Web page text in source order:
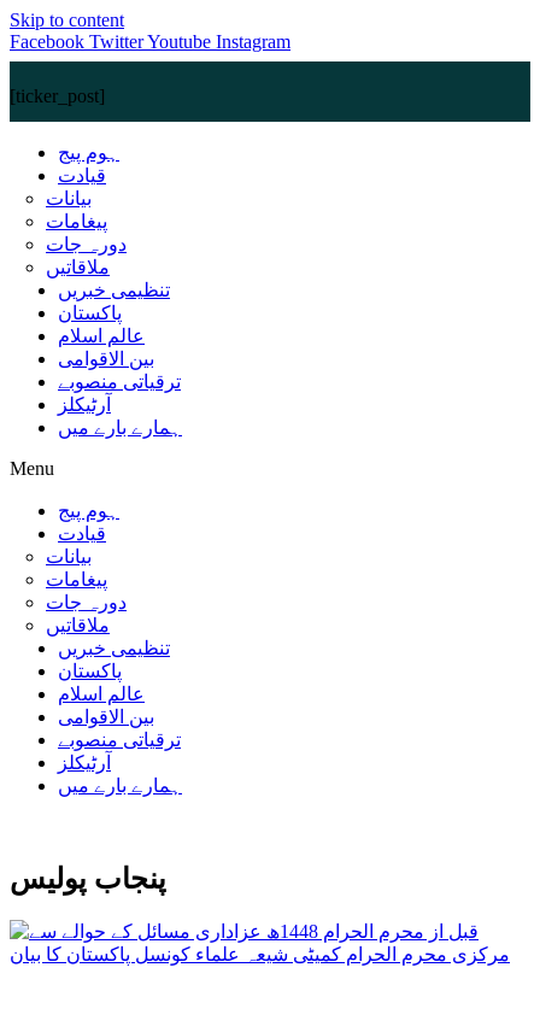
Skip to content
Facebook TwitterYoutube Instagram
[ticker_post]
ہوم پیج
قیادت
بیانات
پیغامات
دورہ جات
ملاقاتیں
تنظیمی خبریں
پاکستان
عالم اسلام
بین الاقوامی
ترقیاتی منصوبے
آرٹیکلز
ہمارے بارے میں
Menu
ہوم پیج
قیادت
بیانات
پیغامات
دورہ جات
ملاقاتیں
تنظیمی خبریں
پاکستان
عالم اسلام
بین الاقوامی
ترقیاتی منصوبے
آرٹیکلز
ہمارے بارے میں
پنجاب پولیس